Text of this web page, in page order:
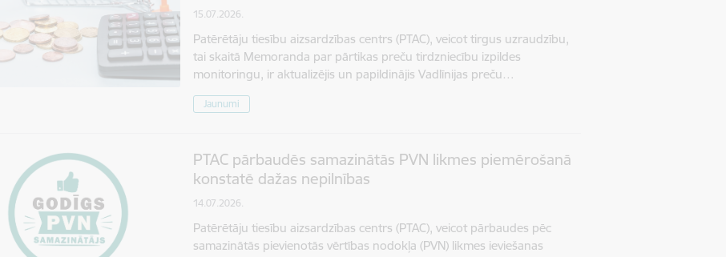
15.07.2026.
Patērētāju tiesību aizsardzības centrs (PTAC), veicot tirgus uzraudzību,
tai skaitā Memoranda par pārtikas preču tirdzniecību izpildes
monitoringu, ir aktualizējis un papildinājis Vadlīnijas preču…
Jaunumi
PTAC pārbaudēs samazinātās PVN likmes piemērošanā
konstatē dažas nepilnības
14.07.2026.
Patērētāju tiesību aizsardzības centrs (PTAC), veicot pārbaudes pēc
samazinātās pievienotās vērtības nodokļa (PVN) likmes ieviešanas